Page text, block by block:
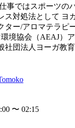
事ではスポーツの
ス対処法として ヨ
ター/アロマテラピ
環境協会（AEAJ
団法人ヨーガ教
〜 02:15